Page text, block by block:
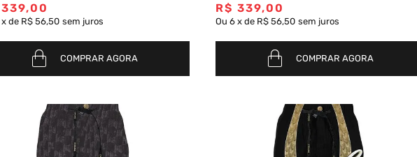
339,00
x de R$ 56,50 sem juros
COMPRAR AGORA
R$ 339,00
Ou6 x de R$ 56,50 sem juros
COMPRAR AGORA